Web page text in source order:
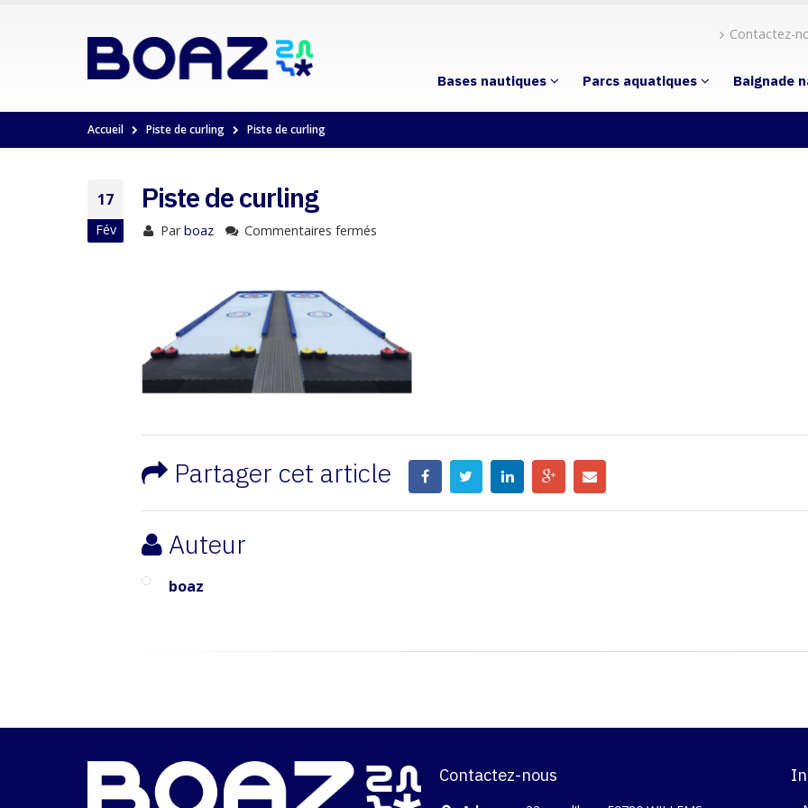
Contactez-
Bases nautiques Parcs aquatiques Baignade
Accueil Piste de curling Piste de curling
17
Fév
Piste de curling
Parboaz Commentaires fermés
Partager cet article
Auteur
boaz
Contactez-nous